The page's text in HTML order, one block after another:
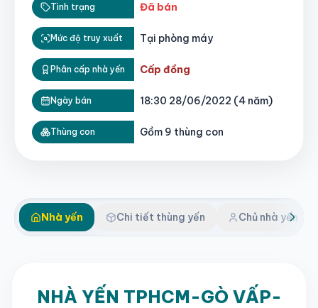
Xem video đóng thùng
Tình trạng Đã bán
Mức độ truy xuất Tại phòng máy
Phân cấp nhà yến Cấp đồng
Ngày bán 18:30 28/06/2022 (4 năm)
Thùng con Gồm 9 thùng con
Nhà yến Chi tiết thùng yến Chủ nhà yến
NHÀ YẾN TPHCM-GÒ VẤP-